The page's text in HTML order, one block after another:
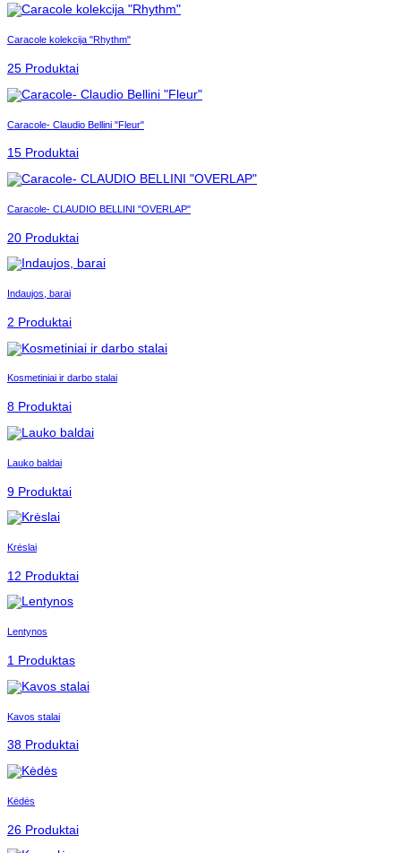
Caracole kolekcija "Rhythm"
25 Produktai
Caracole- Claudio Bellini "Fleur"
15 Produktai
Caracole- CLAUDIO BELLINI "OVERLAP"
20 Produktai
Indaujos, barai
2 Produktai
Kosmetiniai ir darbo stalai
8 Produktai
Lauko baldai
9 Produktai
Krėslai
12 Produktai
Lentynos
1 Produktas
Kavos stalai
38 Produktai
Kėdės
26 Produktai